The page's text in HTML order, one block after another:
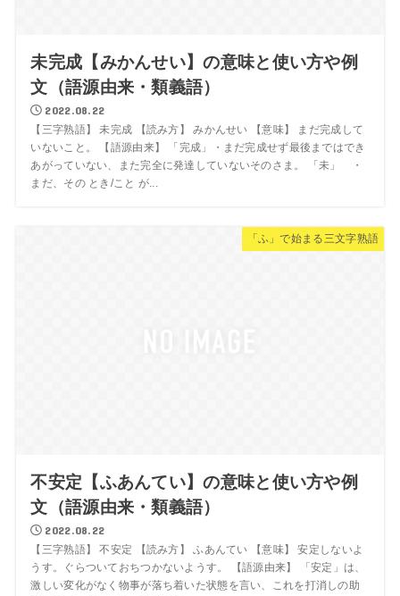
未完成【みかんせい】の意味と使い方や例
文（語源由来・類義語）
2022.08.22
【三字熟語】 未完成 【読み方】 みかんせい 【意味】 まだ完成して
いないこと。 【語源由来】 「完成」・まだ完成せず最後まではでき
あがっていない、また完全に発達していないそのさま。 「未」 ・
まだ、その とき/こと が...
「ふ」で始まる三文字熟語
不安定【ふあんてい】の意味と使い方や例
文（語源由来・類義語）
2022.08.22
【三字熟語】 不安定 【読み方】 ふあんてい 【意味】 安定しないよ
うす。ぐらついておちつかないようす。 【語源由来】 「安定」は、
激しい変化がなく物事が落ち着いた状態を言い、これを打消しの助